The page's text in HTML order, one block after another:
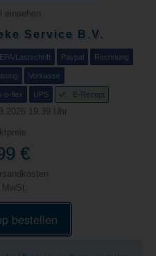
einsehen
Service B.V.
Lastschrift Paypal Rechnung
Vorkasse
o-flex UPS E-Rezept
19:39 Uhr
€
bestellen